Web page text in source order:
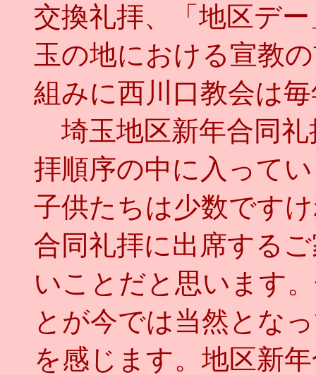
交換礼拝、「地区デ
玉の地における宣教
組みに西川口教会は
埼玉地区新年合同礼
拝順序の中に入って
子供たちは少数です
合同礼拝に出席する
いことだと思います
とが今では当然とな
を感じます。地区新